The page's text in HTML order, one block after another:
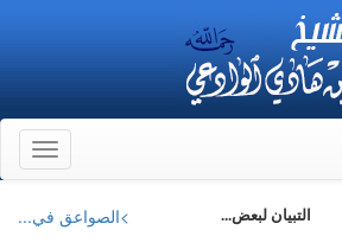
التبيان لبعض... >الصواعق في...